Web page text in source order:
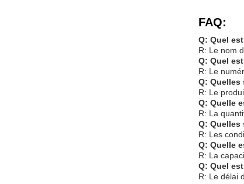
FAQ:
Q: Quel
R: Le nom
Q: Quel
R: Le
Q:
R: Le
Q: Quelle
R: La
Q: Quelles
R: Les
Q: Quelle
R: La
Q: Quel
R: Le délai